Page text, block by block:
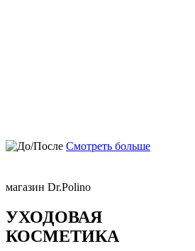
Смотреть больше
магазин Dr.Polino
УХОДОВАЯ
КОСМЕТИКА